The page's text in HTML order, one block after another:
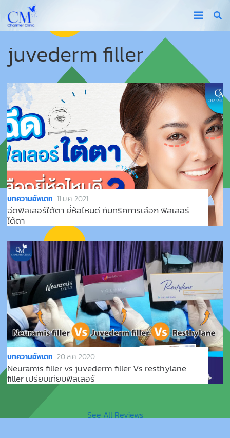
juvederm filler
บทความอัพเดท 11 ม.ค. 2021
ฉีดฟิลเลอร์ใต้ตา ยี่ห้อไหนดี กับทริคการเลือก ฟิลเลอร์
ใต้ตา
บทความอัพเดท 20 ส.ค. 2020
Neuramis filler vs juvederm filler Vs resthylane
filler เปรียบเทียบฟิลเลอร์
See All Reviews